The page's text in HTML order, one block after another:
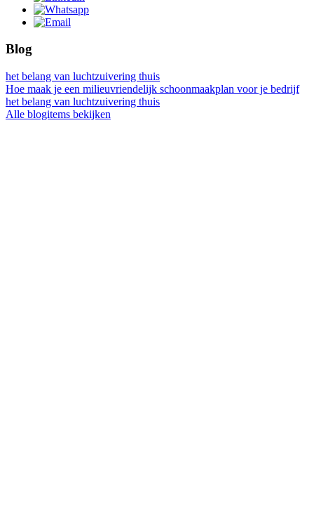
Blog
het belang van luchtzuivering thuis
Hoe maak je een milieuvriendelijk schoonmaakplan voor je bedrijf
het belang van luchtzuivering thuis
Alle blogitems bekijken